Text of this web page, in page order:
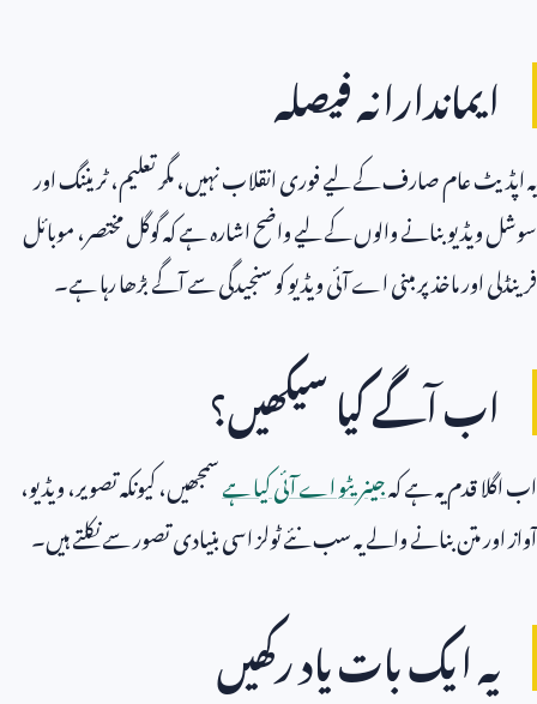
ایماندارانہ فیصلہ
یہ اپڈیٹ عام صارف کے لیے فوری انقلاب نہیں، مگر تعلیم، ٹریننگ اور
سوشل ویڈیو بنانے والوں کے لیے واضح اشارہ ہے کہ گوگل مختصر، موبائل
فرینڈلی اور ماخذ پر مبنی اے آئی ویڈیو کو سنجیدگی سے آگے بڑھا رہا ہے۔
اب آگے کیا سیکھیں؟
اب اگلا قدم یہ ہے کہجینریٹو اے آئی کیا ہےسمجھیں، کیونکہ تصویر، ویڈیو،
آواز اور متن بنانے والے یہ سب نئے ٹولز اسی بنیادی تصور سے نکلتے ہیں۔
یہ ایک بات یاد رکھیں